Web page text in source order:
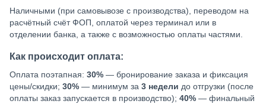
Наличными (при самовывозе с производства), переводом на
расчётный счёт ФОП, оплатой через терминал или в
отделении банка, а также с возможностью оплаты частями.
Как происходит оплата:
Оплата поэтапная: 30% — бронирование заказа и фиксация
цены/скидки; 30% — минимум за 3 недели до отгрузки (после
оплаты заказ запускается в производство); 40% — финальный